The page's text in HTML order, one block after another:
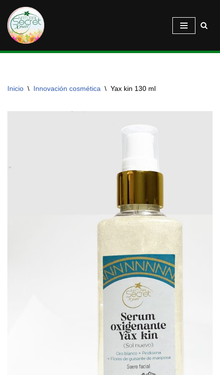
Saltar
al
contenido
Inicio \ Innovación cosmética \ Yax kin 130 ml